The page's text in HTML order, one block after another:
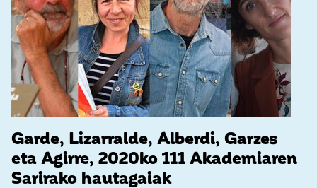
Garde, Lizarralde, Alberdi, Garzes
eta Agirre, 2020ko 111 Akademiaren
Sarirako hautagaiak